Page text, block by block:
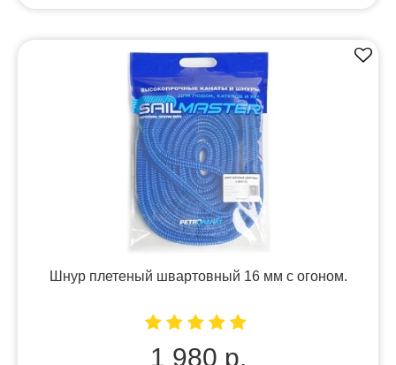
Шнур плетеный швартовный 16 мм с огоном.
1 980 р.